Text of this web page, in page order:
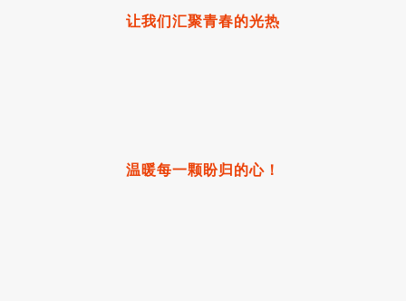
让我们汇聚青春的光热
温暖每一颗盼归的心！